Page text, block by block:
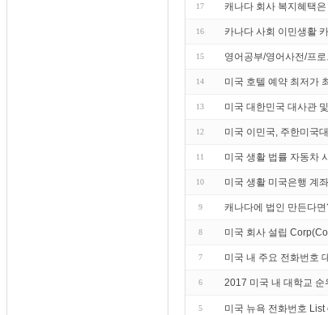
17 캐나다 회사 복지혜택
16 카나다 사회 이민생활
15 영어공부/영어사전/프
14 미국 호텔 예약 최저가
13 미국 대한민국 대사관
12 미국 이민국, 주한미국
11 미국 생활 법률 자동차
10 미국 생활 미국은행 계
9 캐나다에 법인 만든다
8 미국 회사 설립
7 미국 내 주요 전화번호
6 2017 미국 내 대학교 순
5 미국 뉴욕 전화번호